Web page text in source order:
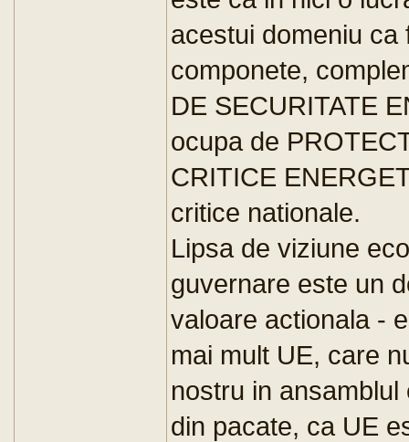
acestui domeniu ca
componete,
DE SECURITATE
ocupa de
CRITICE
critice nationale.
Lipsa de viziune
guvernare este un
valoare actionala -
mai mult UE, care
nostru in
din pacate, ca UE